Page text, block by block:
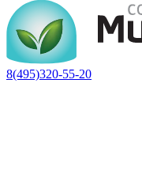
8(495)320-55-20